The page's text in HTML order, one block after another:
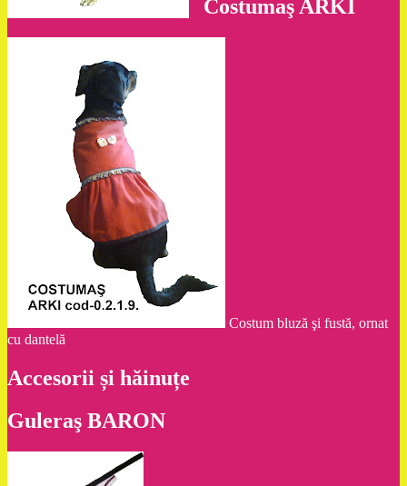
Costumaş ARKI
Costum bluză şi fustă, ornat
cu dantelă
Accesorii și hăinuțe
Guleraş BARON